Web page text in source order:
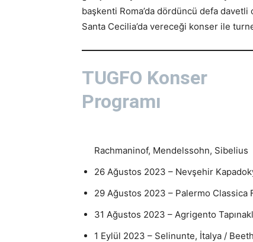
başkenti Roma’da dördüncü defa
Santa Cecilia’da vereceği konser ile
TUGFO Konser
Programı
Rachmaninof, Mendelssohn, Sibelius
26 Ağustos 2023 – Nevşehir
29 Ağustos 2023 – Palermo
31 Ağustos 2023 – Agrigento
1 Eylül 2023 – Selinunte, İtalya /